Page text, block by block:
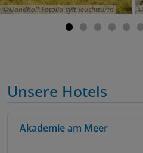
©andhall-Fotolia-sylt-leuchtturm
Unsere Hotels
Akademie am Meer